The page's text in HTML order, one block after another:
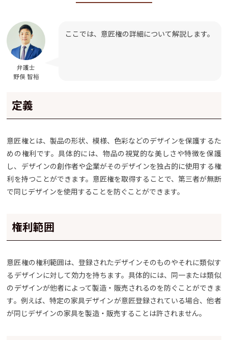
弁護士
野俣 智裕
ここでは、意匠権の詳細について解説します。
定義
意匠権とは、製品の形状、模様、色彩などのデザインを保護するた
めの権利です。具体的には、物品の視覚的な美しさや特徴を保護
し、デザインの創作者や企業がそのデザインを独占的に使用する権
利を持つことができます。意匠権を取得することで、第三者が無断
で同じデザインを使用することを防ぐことができます。
権利範囲
意匠権の権利範囲は、登録されたデザインそのものやそれに類似す
るデザインに対して効力を持ちます。具体的には、同一または類似
のデザインが他者によって製造・販売されるのを防ぐことができま
す。例えば、特定の家具デザインが意匠登録されている場合、他者
が同じデザインの家具を製造・販売することは許されません。